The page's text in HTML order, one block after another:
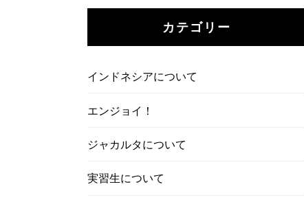
カテゴリー
インドネシアについて
エンジョイ！
ジャカルタについて
実習生について